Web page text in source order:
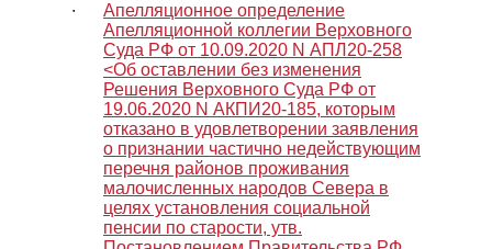
∙
Апелляционное определение
Апелляционной коллегии Верховного
Суда РФ от 10.09.2020 N АПЛ20-258
<Об оставлении без изменения
Решения Верховного Суда РФ от
19.06.2020 N АКПИ20-185, которым
отказано в удовлетворении заявления
о признании частично недействующим
перечня районов проживания
малочисленных народов Севера в
целях установления социальной
пенсии по старости, утв.